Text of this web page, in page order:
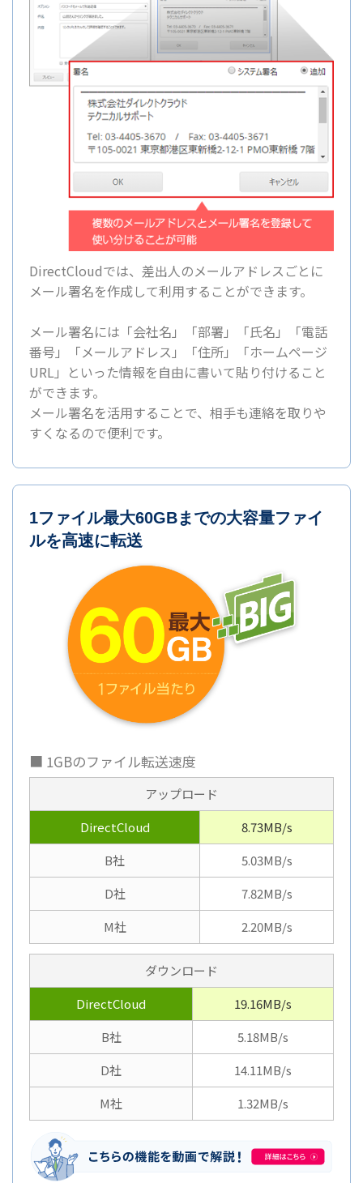
DirectCloudでは、差出人のメールアドレスごとに
メール署名を作成して利用することができます。
メール署名には「会社名」「部署」「氏名」「電話
番号」「メールアドレス」「住所」「ホームページ
URL」といった情報を自由に書いて貼り付けること
ができます。
メール署名を活用することで、相手も連絡を取りや
すくなるので便利です。
1ファイル最大60GBまでの大容量ファイ
ルを高速に転送
■ 1GBのファイル転送速度
アップロード
DirectCloud
8.73MB/s
B社
5.03MB/s
D社
7.82MB/s
M社
2.20MB/s
ダウンロード
DirectCloud
19.16MB/s
B社
5.18MB/s
D社
14.11MB/s
M社
1.32MB/s